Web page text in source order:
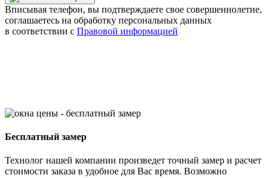
Вписывая телефон, вы подтверждаете свое совершеннолетие,
соглашаетесь на обработку персональных данных
в соответствии с Правовой информацией
Бесплатный замер
Технолог нашей компании произведет точный замер и расчет
стоимости заказа в удобное для Вас время. Возможно